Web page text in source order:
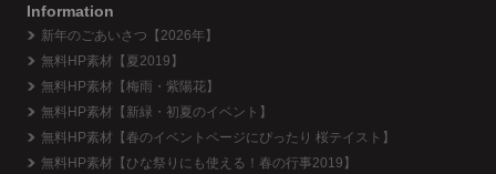
Information
新年のごあいさつ【2026年】
無料HP素材【夏2019】
無料HP素材【梅雨・紫陽花】
無料HP素材【新緑・初夏のイベント】
無料HP素材【春のイベントページにぴったり 桜テイスト】
無料HP素材【ひな祭りにも使える！春の行事2019】